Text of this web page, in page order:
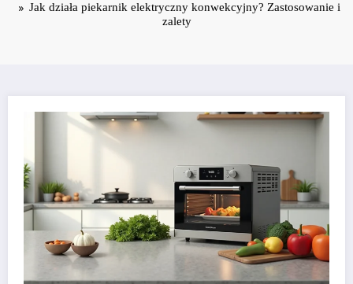
Jak działa piekarnik elektryczny konwekcyjny? Zastosowanie i
zalety